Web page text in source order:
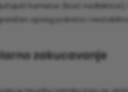
humerus (kost
opseg pokreta i
zakucavanje